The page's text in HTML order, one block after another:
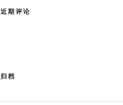
近期评论
归档